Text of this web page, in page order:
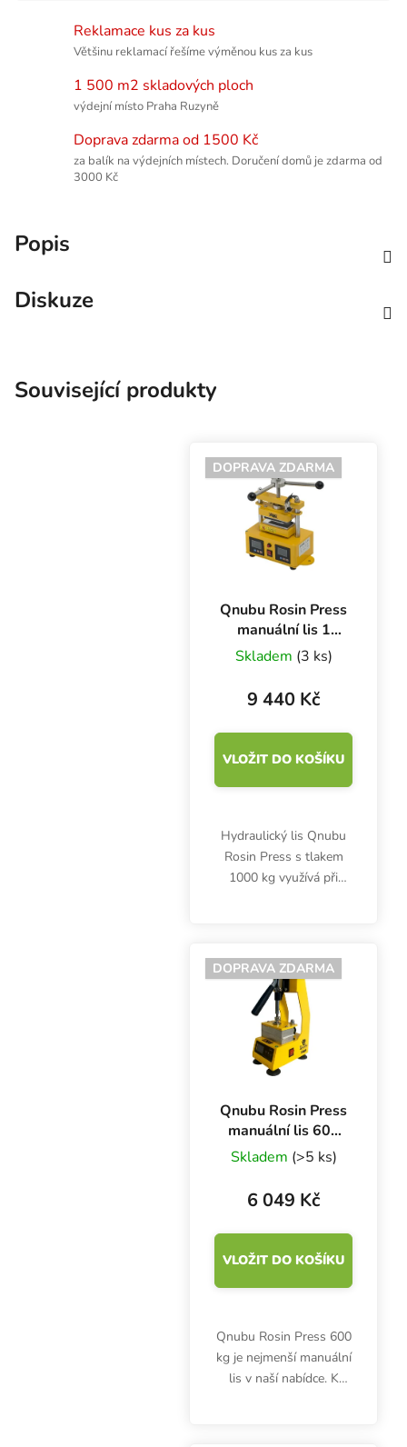
Reklamace kus za kus
Většinu reklamací řešíme výměnou kus za kus
1 500 m2 skladových ploch
výdejní místo Praha Ruzyně
Doprava zdarma od 1500 Kč
za balík na výdejních místech. Doručení domů je zdarma od
3000 Kč
Popis
Diskuze
Související produkty
DOPRAVA ZDARMA
Qnubu Rosin Press
manuální lis 1
Tuna, lisovací
plocha 6x12 cm
Skladem (3 ks)
9 440 Kč
VLOŽIT DO KOŠÍKU
Hydraulický lis Qnubu
Rosin Press s tlakem
1000 kg využívá při
80 % dokonalejší
extrakcí.
DOPRAVA ZDARMA
Qnubu Rosin Press
manuální lis 600
kg, lisovací plocha
6x12 cm
Skladem (>5 ks)
6 049 Kč
VLOŽIT DO KOŠÍKU
Qnubu Rosin Press 600
kg je nejmenší manuální
lis v naší nabídce. K